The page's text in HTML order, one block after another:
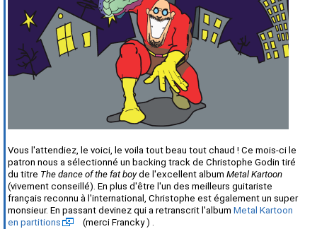
Vous l'attendiez, le voici, le voila tout beau tout chaud ! Ce mois-ci le
patron nous a sélectionné un backing track de Christophe Godin tiré
du titre The dance of the fat boyde l'excellent album Metal Kartoon
(vivement conseillé). En plus d'être l'un des meilleurs guitariste
français reconnu à l'international, Christophe est également un super
monsieur. En passant devinez qui a retranscrit l'album Metal Kartoon
en partitions
(merci Francky ) .